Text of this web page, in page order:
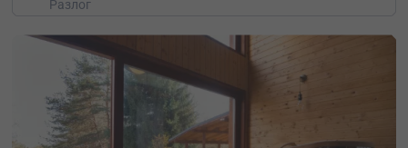
Разлог